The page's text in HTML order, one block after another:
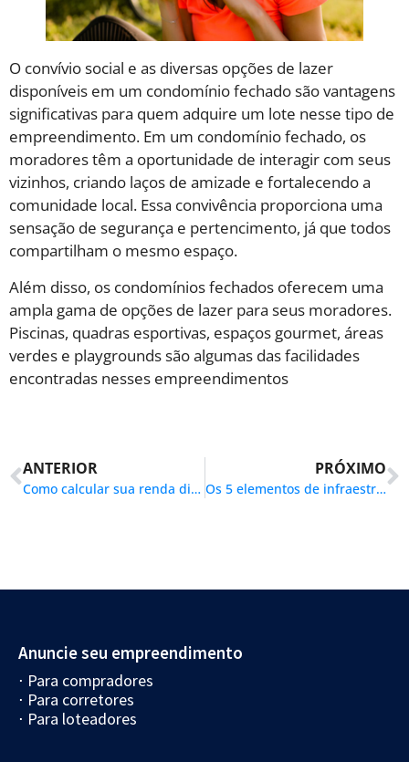
O convívio social e as diversas opções de lazer
disponíveis em um condomínio fechado são vantagens
significativas para quem adquire um lote nesse tipo de
empreendimento. Em um condomínio fechado, os
moradores têm a oportunidade de interagir com seus
vizinhos, criando laços de amizade e fortalecendo a
comunidade local. Essa convivência proporciona uma
sensação de segurança e pertencimento, já que todos
compartilham o mesmo espaço.
Além disso, os condomínios fechados oferecem uma
ampla gama de opções de lazer para seus moradores.
Piscinas, quadras esportivas, espaços gourmet, áreas
verdes e playgrounds são algumas das facilidades
encontradas nesses empreendimentos
ANTERIOR
Como calcular sua renda disponível para financiar um terreno, construção ou lote
PRÓXIMO
Os 5 elementos de infraestrutura que todo loteamento deve ter
Anuncie seu empreendimento
⋅ Para compradores
⋅ Para corretores
⋅ Para loteadores